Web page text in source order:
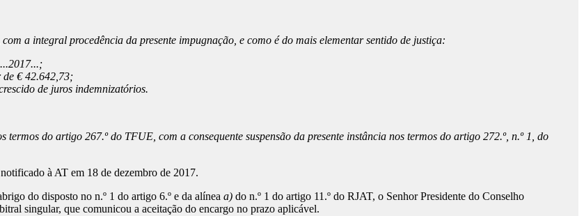
a integral procedência da presente impugnação, e como é do mais elementar sentido de justiça:
de € 42.642,73;
de juros indemnizatórios.
do artigo 267.º do TFUE, com a consequente suspensão da presente instância nos termos do artigo 272.º, n.º 1, do
à AT em 18 de dezembro de 2017.
do disposto no n.º 1 do artigo 6.º e da alínea a) do n.º 1 do artigo 11.º do RJAT, o Senhor Presidente do Conselho
singular, que comunicou a aceitação do encargo no prazo aplicável.